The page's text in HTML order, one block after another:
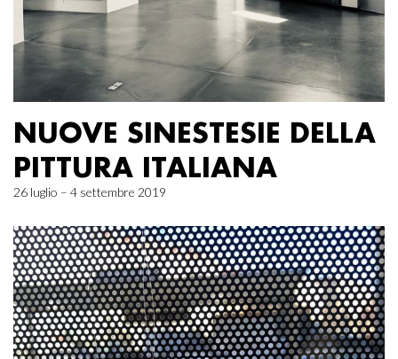
NUOVE SINESTESIE DELLA
PITTURA ITALIANA
26 luglio – 4 settembre 2019